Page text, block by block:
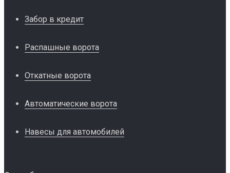
Забор в кредит
Распашные ворота
Откатные ворота
Автоматические ворота
Навесы для автомобилей